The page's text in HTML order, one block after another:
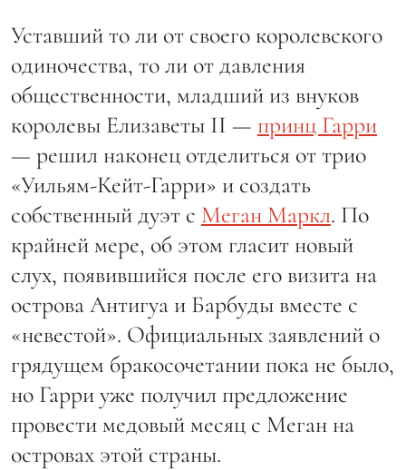
Уставший то ли от своего королевского
одиночества, то ли от давления
общественности, младший из внуков
королевы Елизаветы II — принц Гарри
— решил наконец отделиться от трио
«Уильям-Кейт-Гарри» и создать
собственный дуэт с Меган Маркл. По
крайней мере, об этом гласит новый
слух, появившийся после его визита на
острова Антигуа и Барбуды вместе с
«невестой». Официальных заявлений о
грядущем бракосочетании пока не было,
но Гарри уже получил предложение
провести медовый месяц с Меган на
островах этой страны.